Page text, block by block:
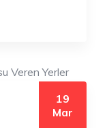
19
Mar